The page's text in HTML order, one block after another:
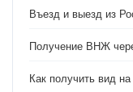
Въезд и выезд из
Получение ВНЖ
Как получить вид